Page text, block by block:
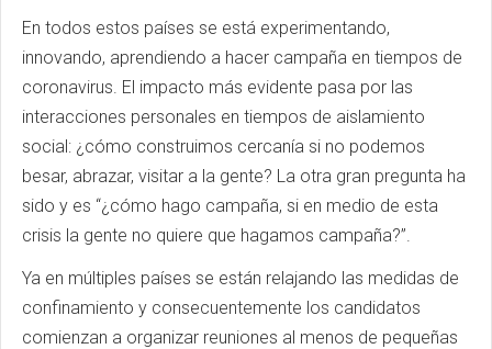
En todos estos países se está experimentando,
innovando, aprendiendo a hacer campaña en tiempos de
coronavirus. El impacto más evidente pasa por las
interacciones personales en tiempos de aislamiento
social: ¿cómo construimos cercanía si no podemos
besar, abrazar, visitar a la gente? La otra gran pregunta ha
sido y es “¿cómo hago campaña, si en medio de esta
crisis la gente no quiere que hagamos campaña?”.
Ya en múltiples países se están relajando las medidas de
confinamiento y consecuentemente los candidatos
comienzan a organizar reuniones al menos de pequeñas